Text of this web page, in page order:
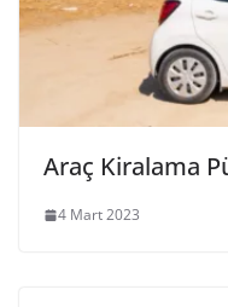
Araç Kiralama
4 Mart 2023